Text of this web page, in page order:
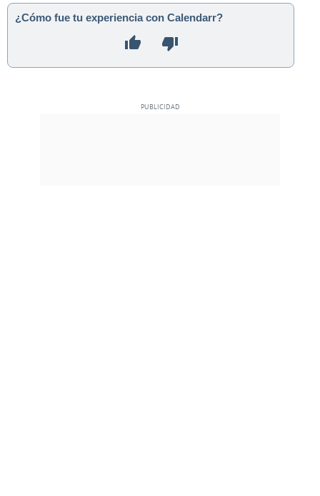
¿Cómo fue tu experiencia con Calendarr?